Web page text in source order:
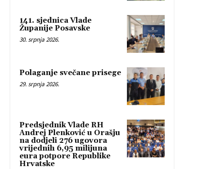
141. sjednica Vlade
Županije Posavske
30. srpnja 2026.
Polaganje svečane prisege
29. srpnja 2026.
Predsjednik Vlade RH
Andrej Plenković u Orašju
na dodjeli 276 ugovora
vrijednih 6,95 milijuna
eura potpore Republike
Hrvatske